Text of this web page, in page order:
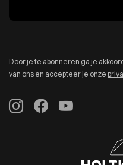
Door je te abonneren ga je
van ons en accepteer je onze